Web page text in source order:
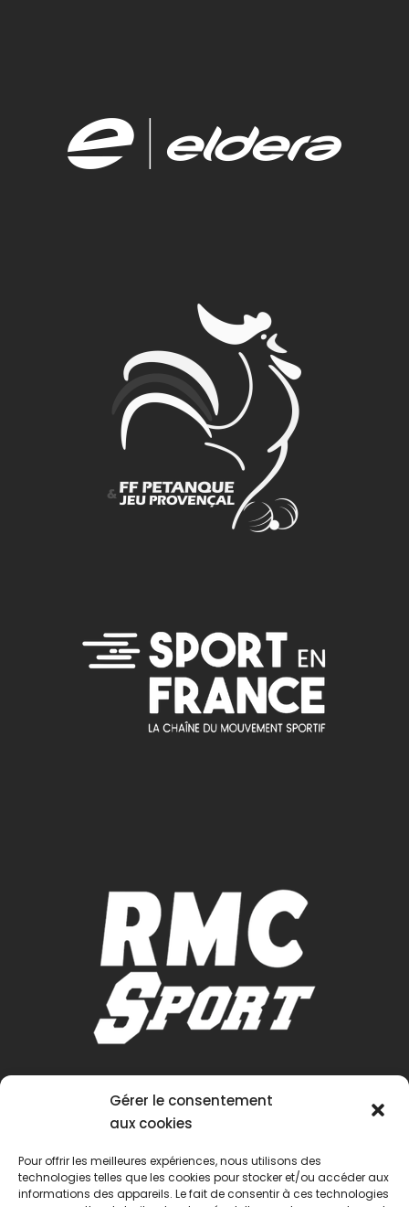
Gérer le consentement
aux cookies
Pour offrir les meilleures expériences, nous utilisons des
technologies telles que les cookies pour stocker et/ou accéder aux
informations des appareils. Le fait de consentir à ces technologies